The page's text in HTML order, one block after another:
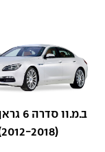
ב.מ.וו סדרה 6 גראן קופה
(2012-2018)